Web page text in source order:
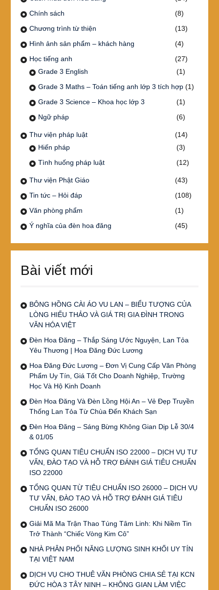
Chính sách
(8)
Chương trình từ thiện
(13)
Hình ảnh sản phẩm – khách hàng
(4)
Học tiếng anh
(27)
Grade 3 English
(1)
Grade 3 Maths – Toán tiếng anh lớp 3 tích hợp(1)
Grade 3 Science – Khoa học lớp 3
(1)
Ngữ pháp
(6)
Thư viện pháp luật
(14)
Hiến pháp
(3)
Tình huống pháp luật
(12)
Thư viện Phật Giáo
(43)
Tin tức – Hỏi đáp
(108)
Văn phòng phẩm
(1)
Ý nghĩa của đèn hoa đăng
(45)
Bài viết mới
BÔNG HỒNG CÀI ÁO VU LAN – BIỂU TƯỢNG CỦA
LÒNG HIẾU THẢO VÀ GIÁ TRỊ GIA ĐÌNH TRONG
VĂN HÓA VIỆT
Đèn Hoa Đăng – Thắp Sáng Ước Nguyện, Lan Tỏa
Yêu Thương | Hoa Đăng Đức Lương
Hoa Đăng Đức Lương – Đơn Vị Cung Cấp Văn Phòng
Phẩm Uy Tín, Giá Tốt Cho Doanh Nghiệp, Trường
Học Và Hộ Kinh Doanh
Đèn Hoa Đăng Và Đèn Lồng Hội An – Vẻ Đẹp Truyền
Thống Lan Tỏa Từ Chùa Đến Khách Sạn
Đèn Hoa Đăng – Sáng Bừng Không Gian Dịp Lễ 30/4
& 01/05
TỔNG QUAN TIÊU CHUẨN ISO 22000 – DỊCH VỤ TƯ
VẤN, ĐÀO TẠO VÀ HỖ TRỢ ĐÁNH GIÁ TIÊU CHUẨN
ISO 22000
TỔNG QUAN TỪ TIÊU CHUẨN ISO 26000 – DỊCH VỤ
TƯ VẤN, ĐÀO TẠO VÀ HỖ TRỢ ĐÁNH GIÁ TIÊU
CHUẨN ISO 26000
Giải Mã Ma Trận Thao Túng Tâm Linh: Khi Niềm Tin
Trở Thành “Chiếc Vòng Kim Cô”
NHÀ PHÂN PHỐI NĂNG LƯỢNG SINH KHỐI UY TÍN
TẠI VIỆT NAM
DỊCH VỤ CHO THUÊ VĂN PHÒNG CHIA SẺ TẠI KCN
ĐỨC HÒA 3 TÂY NINH – KHÔNG GIAN LÀM VIỆC